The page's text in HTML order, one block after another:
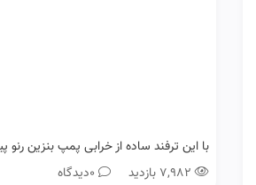
۷,۹۸۲ بازدید
0دیدگاه